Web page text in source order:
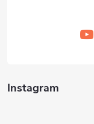
Instagram